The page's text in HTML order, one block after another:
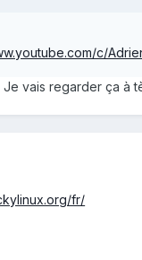
c/
vais regarder ça à
fr/